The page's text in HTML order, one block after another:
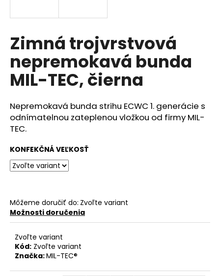
Zimná trojvrstvová
nepremokavá bunda
MIL-TEC, čierna
Nepremokavá bunda strihu ECWC 1. generácie s
odnímatelnou zateplenou vložkou od firmy MIL-
TEC.
KONFEKČNÁ VEĽKOSŤ
Môžeme doručiť do: Zvoľte variant
Možnosti doručenia
Zvoľte variant
Kód: Zvoľte variant
Značka:MIL-TEC®
s
ť
?
HĽADAŤ
O
d
r
ú
č
a
m
e